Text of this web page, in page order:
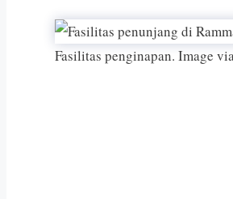
Fasilitas penginapan. Image